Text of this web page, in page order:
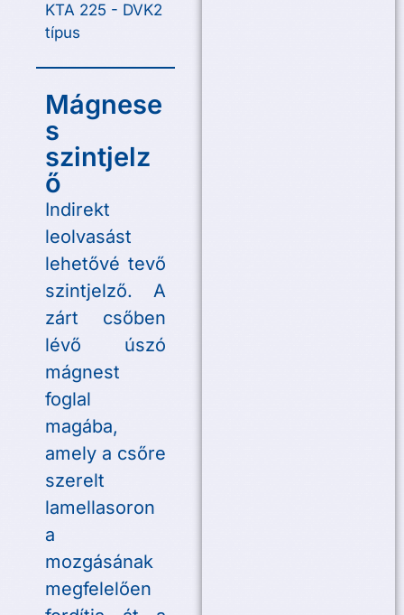
KTA 225 - DVK2
típus
Mágnese
s
szintjelz
ő
Indirekt
leolvasást
lehetővé tevő
szintjelző. A
zárt csőben
lévő úszó
mágnest
foglal
magába,
amely a csőre
szerelt
lamellasoron
a
mozgásának
megfelelően